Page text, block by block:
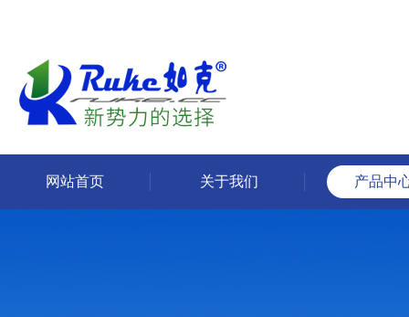
网站首页 关于我们 产品中